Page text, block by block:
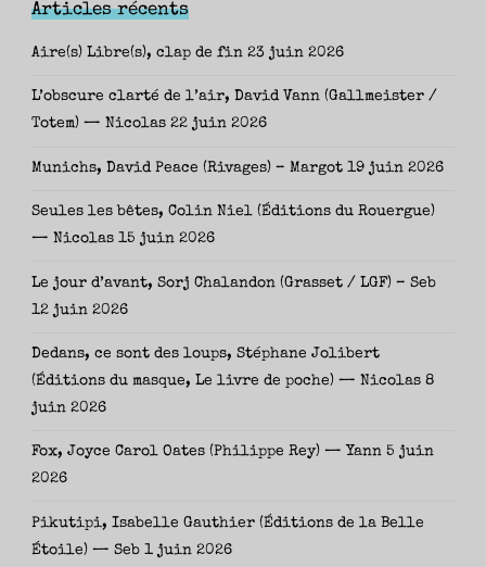
Articles récents
Aire(s) Libre(s), clap de fin 23 juin 2026
L’obscure clarté de l’air, David Vann (Gallmeister /
Totem) — Nicolas 22 juin 2026
Munichs, David Peace (Rivages) – Margot 19 juin 2026
Seules les bêtes, Colin Niel (Éditions du Rouergue)
— Nicolas 15 juin 2026
Le jour d’avant, Sorj Chalandon (Grasset / LGF) – Seb
12 juin 2026
Dedans, ce sont des loups, Stéphane Jolibert
(Éditions du masque, Le livre de poche) — Nicolas 8
juin 2026
Fox, Joyce Carol Oates (Philippe Rey) — Yann 5 juin
2026
Pikutipi, Isabelle Gauthier (Éditions de la Belle
Étoile) — Seb 1 juin 2026